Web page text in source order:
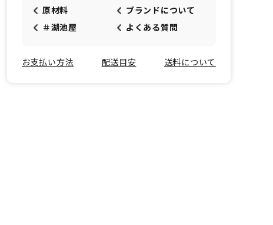
原材料
ブランドについて
＃湖池屋
よくある質問
お支払い方法 配送目安 送料について